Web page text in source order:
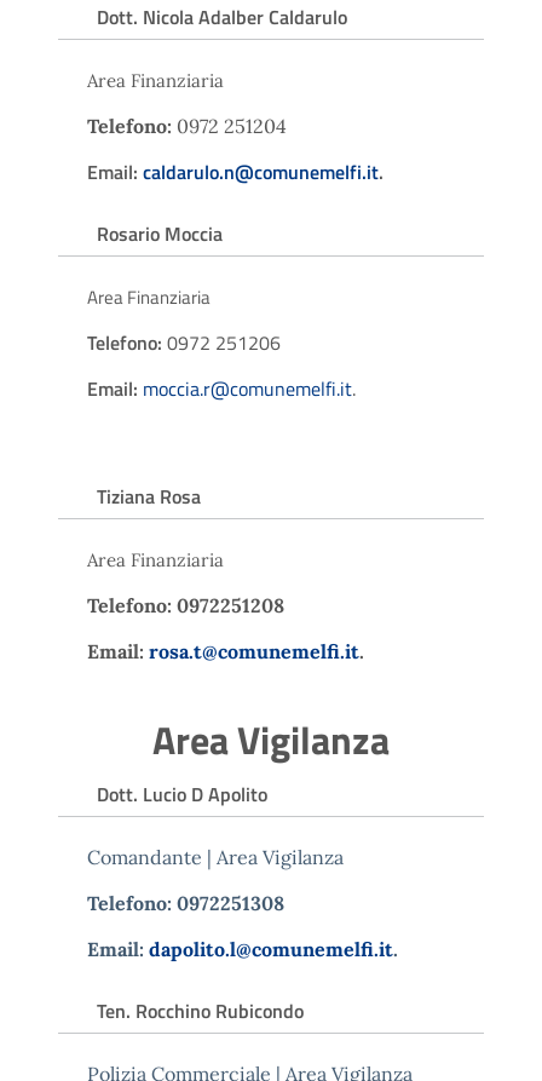
Dott. Nicola Adalber Caldarulo
Area Finanziaria
Telefono: 0972 251204
Email: caldarulo.n@comunemelfi.it.
Rosario Moccia
Area Finanziaria
Telefono: 0972 251206
Email: moccia.r@comunemelfi.it.
Tiziana Rosa
Area Finanziaria
Telefono: 0972251208
Email: rosa.t@comunemelfi.it.
Area Vigilanza
Dott. Lucio D Apolito
Comandante | Area Vigilanza
Telefono: 0972251308
Email: dapolito.l@comunemelfi.it.
Ten. Rocchino Rubicondo
Polizia Commerciale | Area Vigilanza